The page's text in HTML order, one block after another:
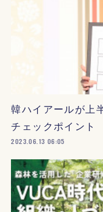
韓ハイアールが上
チェックポイント
2023.06.13 06:05